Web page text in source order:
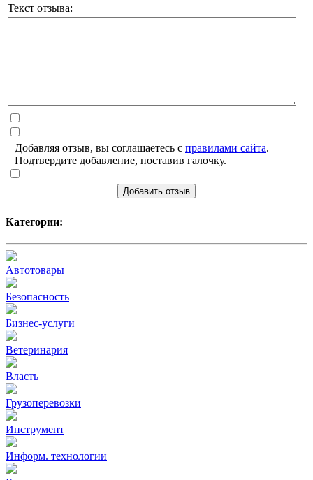
Текст отзыва:
Добавляя отзыв, вы соглашаетесь с правилами сайта.
Подтвердите добавление, поставив галочку.
Добавить отзыв
Категории:
Автотовары
Безопасность
Бизнес-услуги
Ветеринария
Власть
Грузоперевозки
Инструмент
Информ. технологии